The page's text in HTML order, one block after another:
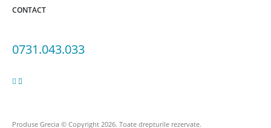
CONTACT
0731.043.033
Produse Grecia © Copyright 2026. Toate drepturile rezervate.